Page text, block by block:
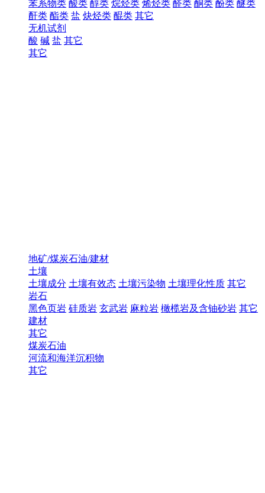
苯系物类 酸类 醇类 烷烃类 烯烃类 醛类 酮类 酚类 醚类
酐类 酯类 盐 炔烃类 醌类 其它
无机试剂
酸 碱 盐 其它
其它
地矿/煤炭石油/建材
土壤
土壤成分 土壤有效态 土壤污染物 土壤理化性质 其它
岩石
黑色页岩 硅质岩 玄武岩 麻粒岩 橄榄岩及含铀砂岩 其它
建材
其它
煤炭石油
河流和海洋沉积物
其它